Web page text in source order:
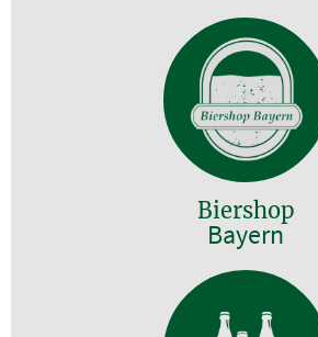
Biershop
Bayern